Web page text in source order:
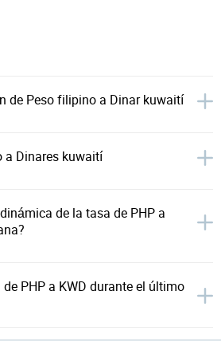
de Peso filipino a Dinar kuwaití
a Dinares kuwaití
de la tasa de PHP a
PHP a KWD durante el último